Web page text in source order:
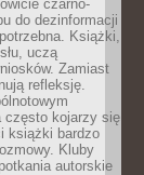
czarno-
do dezinformacji
Książki,
uczą
Zamiast
refleksję.
często kojarzy się
książki bardzo
Kluby
autorskie